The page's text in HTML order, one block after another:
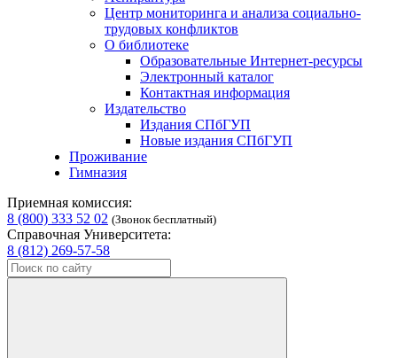
Центр мониторинга и анализа социально-
трудовых конфликтов
О библиотеке
Образовательные Интернет-ресурсы
Электронный каталог
Контактная информация
Издательство
Издания СПбГУП
Новые издания СПбГУП
Проживание
Гимназия
Приемная комиссия:
8 (800) 333 52 02 (Звонок бесплатный)
Справочная Университета:
8 (812) 269-57-58